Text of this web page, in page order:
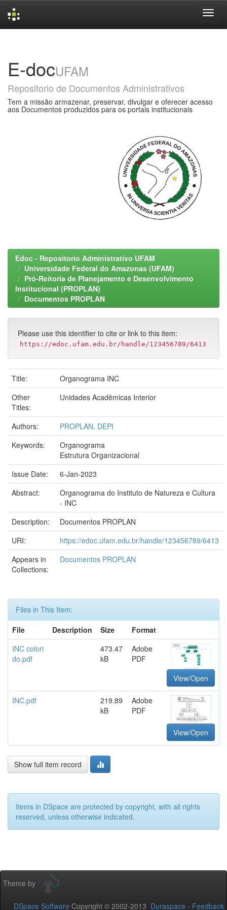
E-docUFAM
Repositorio de Documentos Administrativos
Tem a missão armazenar, preservar, divulgar e oferecer acesso
aos Documentos produzidos para os portais institucionais
Edoc - Repositorio Administrativo UFAM
Universidade Federal do Amazonas (UFAM)
Pró-Reitoria de Planejamento e Desenvolvimento
Institucional (PROPLAN)
Documentos PROPLAN
Please use this identifier to cite or link to this item:
https://edoc.ufam.edu.br/handle/123456789/6413
Title:
Organograma INC
Other
Titles:
Unidades Acadêmicas Interior
Authors:
PROPLAN, DEPI
Keywords:
Organograma
Estrutura Organizacional
Issue Date:
6-Jan-2023
Abstract:
Organograma do Instituto de Natureza e Cultura
- INC
Description:
Documentos PROPLAN
URI:
https://edoc.ufam.edu.br/handle/123456789/6413
Appears in
Collections:
Documentos PROPLAN
Files in This Item:
File
Description Size
Format
INC colori
do.pdf
473.47
kB
Adobe
PDF
View/Open
INC.pdf
219.89
kB
Adobe
PDF
View/Open
Show full item record
Items in DSpace are protected by copyright, with all rights
reserved, unless otherwise indicated.
Theme by
DSpace Software Copyright © 2002-2013 Duraspace - Feedback